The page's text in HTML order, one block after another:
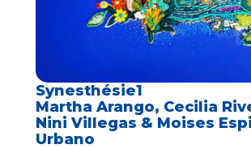
Synesthésie1
Martha Arango, Cecilia
Nini Villegas & Moises
Urbano